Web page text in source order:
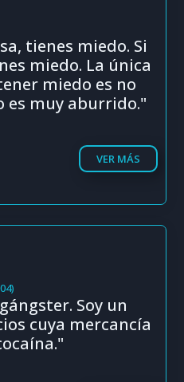
tienes miedo. Si
miedo. La única
miedo es no
es muy aburrido."
VER MÁS
Soy un
cuya mercancía